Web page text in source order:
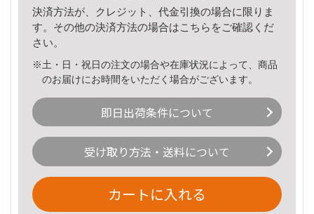
決済方法が、クレジット、代金引換の場合に限りま
す。その他の決済方法の場合はこちら をご確認くだ
さい。
※土・日・祝日の注文の場合や在庫状況によって、商品
のお届けにお時間をいただく場合がございます。
即日出荷条件について
受け取り方法・送料について
カートに入れる